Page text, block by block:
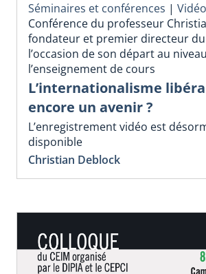
Séminaires et conférences |
Conférence du professeur
fondateur et premier directeur du
l’occasion de son départ au
l’enseignement de cours
L’internationalisme
encore un avenir ?
L’enregistrement vidéo est
disponible
Christian Deblock